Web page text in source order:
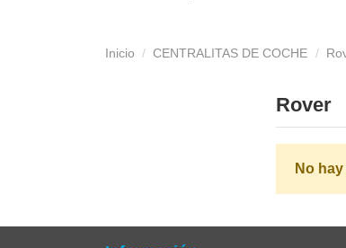
Inicio CENTRALITAS DE COCHE
Rover
No